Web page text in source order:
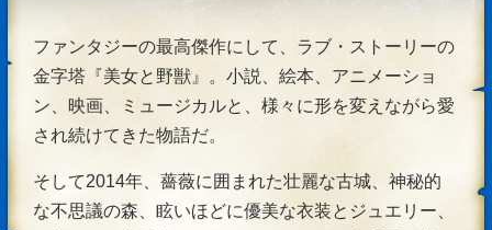
ファンタジーの最高傑作にして、ラブ・ストーリーの
金字塔『美女と野獣』。小説、絵本、アニメーショ
ン、映画、ミュージカルと、様々に形を変えながら愛
され続けてきた物語だ。
そして2014年、薔薇に囲まれた壮麗な古城、神秘的
な不思議の森、眩いほどに優美な衣装とジュエリー、